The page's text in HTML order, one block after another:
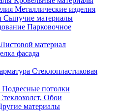
Металлические изделия
Сыпучие материалы
Парковочное
Листовой материал
фасада
Стеклопластиковая
Подвесные потолки
Обои
материалы